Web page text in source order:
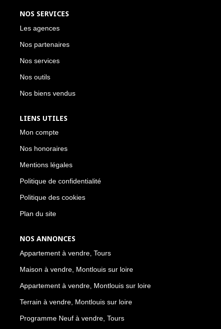
NOS SERVICES
Les agences
Nos partenaires
Nos services
Nos outils
Nos biens vendus
LIENS UTILES
Mon compte
Nos honoraires
Mentions légales
Politique de confidentialité
Politique des cookies
Plan du site
NOS ANNONCES
Appartement à vendre, Tours
Maison à vendre, Montlouis sur loire
Appartement à vendre, Montlouis sur loire
Terrain à vendre, Montlouis sur loire
Programme Neuf à vendre, Tours